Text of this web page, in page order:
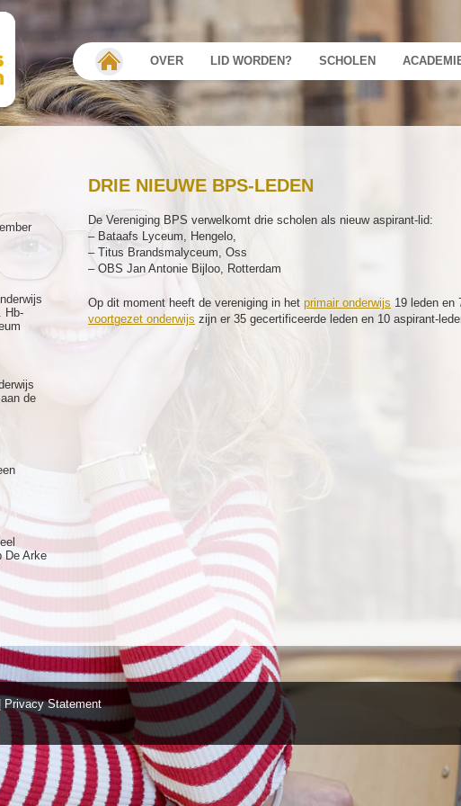
OVER LID WORDEN? SCHOLEN
Hb-
de
De Arke
DRIE NIEUWE BPS-LEDEN
De Vereniging BPS verwelkomt drie scholen als nieuw aspirant-lid:
– Bataafs Lyceum, Hengelo,
– Titus Brandsmalyceum, Oss
– OBS Jan Antonie Bijloo, Rotterdam
Op dit moment heeft de vereniging in het primair onderwijs 19 leden en
voortgezet onderwijs zijn er 35 gecertificeerde leden en 10 aspirant-
Statement